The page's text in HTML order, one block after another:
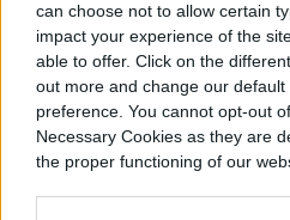
can choose not to allow certain
impact your experience of the
able to offer. Click on the
out more and change our
preference. You cannot opt-out
Necessary Cookies as they are
the proper functioning of our
número de
información
urgencia
archivo. Esos datos
estafadores digitales.